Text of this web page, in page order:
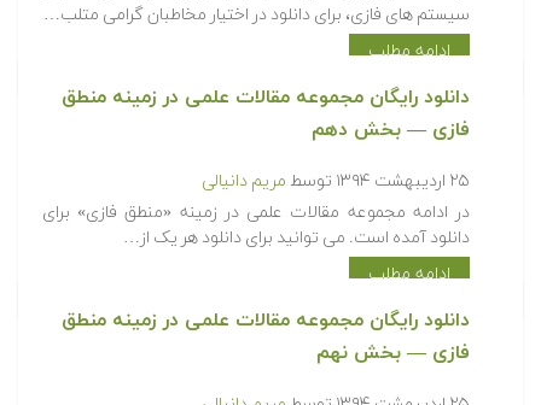
سیستم های فازی، برای دانلود در اختیار مخاطبان گرامی متلب…
ادامه مطلب
دانلود رایگان مجموعه مقالات علمی در زمینه منطق
فازی — بخش دهم
۲۵ اردیبهشت ۱۳۹۴ توسط مریم دانیالی
در ادامه مجموعه مقالات علمی در زمینه «منطق فازی» برای
دانلود آمده است. می توانید برای دانلود هر یک از…
ادامه مطلب
دانلود رایگان مجموعه مقالات علمی در زمینه منطق
فازی — بخش نهم